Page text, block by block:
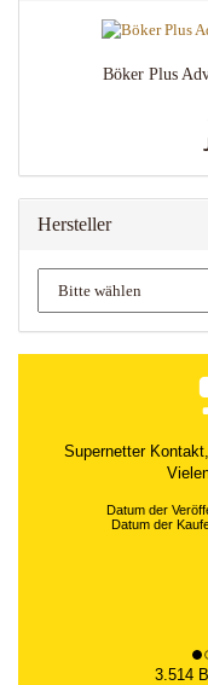
Böker Plus
Hersteller
schnell,
Datum der
3.514